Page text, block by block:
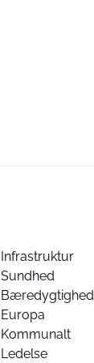
Infrastruktur
Sundhed
Bæredygtighed
Europa
Kommunalt
Ledelse